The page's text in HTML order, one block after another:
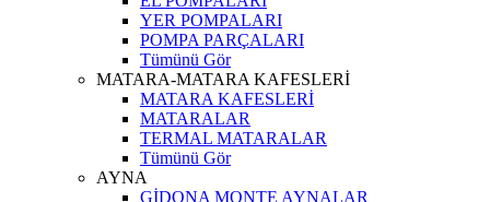
YER POMPALARI
POMPA PARÇALARI
Tümünü Gör
MATARA-MATARA KAFESLERİ
MATARA KAFESLERİ
MATARALAR
TERMAL MATARALAR
Tümünü Gör
AYNA
GİDONA MONTE AYNALAR